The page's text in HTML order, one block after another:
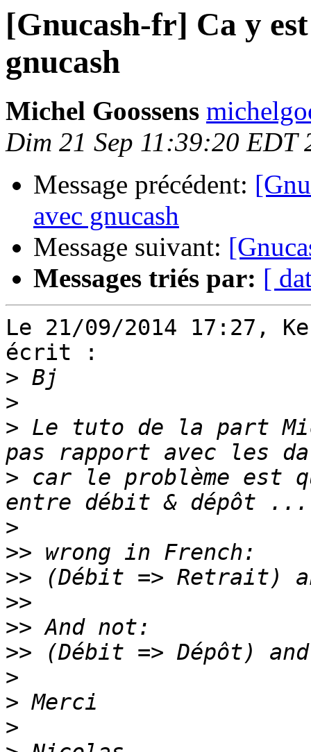
[Gnucash-fr] Ca y
gnucash
Michel Goossens
Dim 21 Sep 11:39:20 EDT
Message précédent:
avec gnucash
Message suivant:
Messages triés par: [
Le 21/09/2014 17:27,
écrit :
>
>
> Le tuto de la part
> car le problème est
>
>>
>>
>>
>>
>>
>
>
>